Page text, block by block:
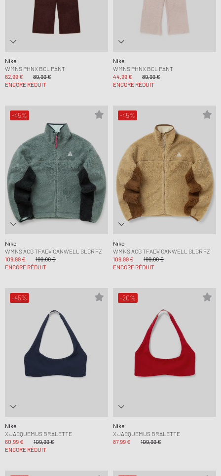
Nike
WMNS PHNX BCL PANT
62,99 €
89,99 €
ENCORE RÉDUIT
Nike
WMNS PHNX BCL PANT
44,99 €
89,99 €
ENCORE RÉDUIT
-45%
Nike
WMNS ACG TFADV CANWELL GLCR FZ
109,99 €
199,99 €
ENCORE RÉDUIT
-45%
Nike
WMNS ACG TFADV CANWELL GLCR FZ
109,99 €
199,99 €
ENCORE RÉDUIT
-45%
Nike
X JACQUEMUS BRALETTE
60,99 €
109,99 €
ENCORE RÉDUIT
-20%
Nike
X JACQUEMUS BRALETTE
87,99 €
109,99 €